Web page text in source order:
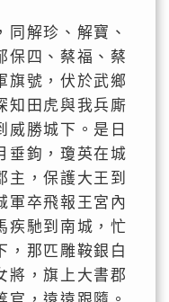
同解珍、解寶、
保四、蔡福、蔡
旗號，伏於武鄉
知田虎與我兵廝
威勝城下。是日
垂鉤，瓊英在城
主，保護大王到
軍卒飛報王宮內
疾馳到南城，忙
，那匹雕鞍銀白
將，旗上大書郡